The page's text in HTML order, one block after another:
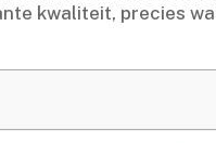
kwaliteit, precies